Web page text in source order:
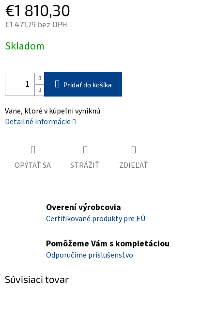
€1 810,30
€1 471,79 bez DPH
cena:
Skladom
Pridať do košíka
Vane, ktoré v kúpeľni vyniknú
Detailné informácie
OPÝTAŤ SA STRÁŽIŤ ZDIEĽAŤ
Overení výrobcovia
Certifikované produkty pre EÚ
Pomôžeme Vám s kompletáciou
Odporučíme príslušenstvo
Súvisiaci tovar